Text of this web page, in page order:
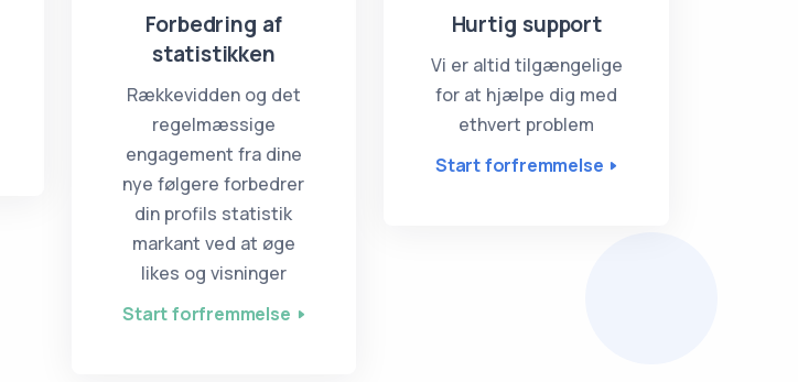
Forbedring af
statistikken
Rækkevidden og det
regelmæssige
engagement fra dine
nye følgere forbedrer
din profils statistik
markant ved at øge
likes og visninger
Start forfremmelse
Hurtig support
Vi er altid tilgængelige
for at hjælpe dig med
ethvert problem
Start forfremmelse